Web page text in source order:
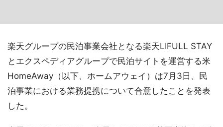
楽天グループの民泊事業会社となる楽天LIFULL STAY
とエクスペディアグループで民泊サイトを運営する米
HomeAway（以下、ホームアウェイ）は7月3日、民
泊事業における業務提携について合意したことを発表
した。